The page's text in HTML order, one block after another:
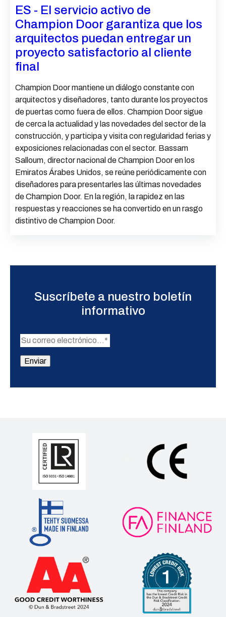
ES - El servicio activo de
Champion Door garantiza que los
arquitectos puedan entregar un
proyecto satisfactorio al cliente
final
Champion Door mantiene un diálogo constante con
arquitectos y diseñadores, tanto durante los proyectos
de puertas como fuera de ellos. Champion Door sigue
de cerca la actualidad y las novedades del sector de la
construcción, y participa y visita con regularidad ferias y
exposiciones relacionadas con el sector. Bassam
Salloum, director nacional de Champion Door en los
Emiratos Árabes Unidos, se reúne periódicamente con
diseñadores para presentarles las últimas novedades
de Champion Door. En la región, la rapidez en las
respuestas y reacciones se ha convertido en un rasgo
distintivo de Champion Door.
Suscríbete a nuestro boletín
informativo